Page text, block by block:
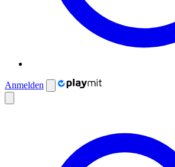
Anmelden